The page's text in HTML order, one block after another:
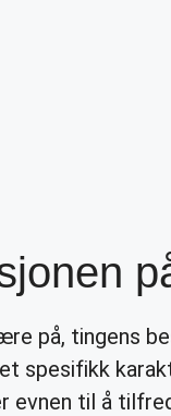
på, tingens
spesifikk
evnen til å